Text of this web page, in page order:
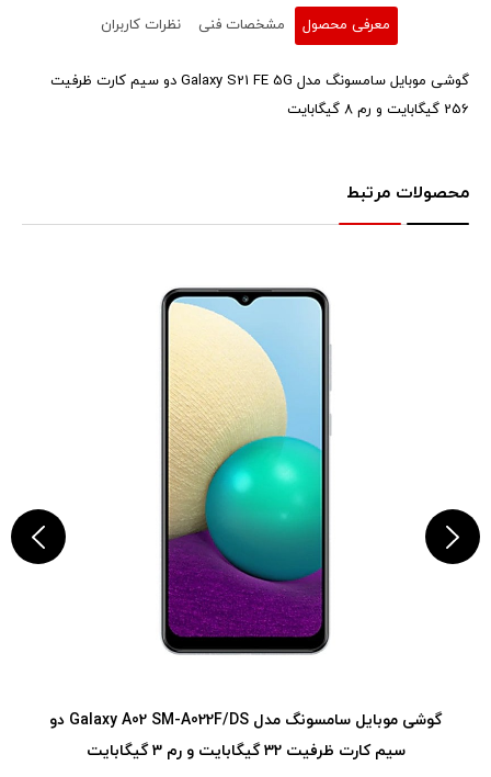
معرفی محصول مشخصات فنی نظرات کاربران
گوشی موبایل سامسونگ مدل Galaxy S21 FE 5G دو سیم‌ کارت ظرفیت
256 گیگابایت و رم 8 گیگابایت
محصولات مرتبط
گوشی موبایل سامسونگ مدل Galaxy A02 SM-A022F/DS دو
سیم کارت ظرفیت 32 گیگابایت و رم 3 گیگابایت